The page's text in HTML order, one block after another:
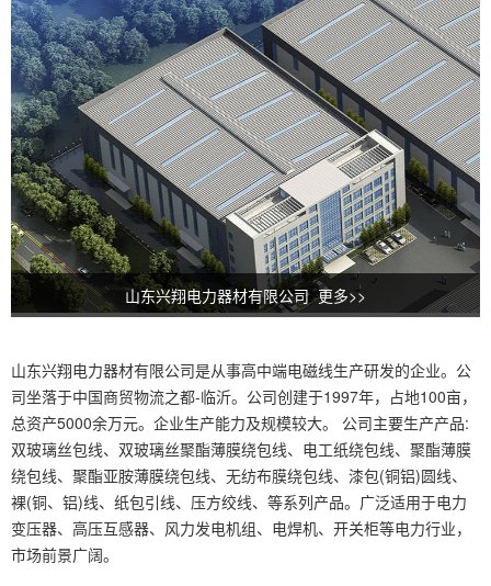
山东兴翔电力器材有限公司 更多>>
山东兴翔电力器材有限公司是从事高中端电磁线生产研发的企业。公
司坐落于中国商贸物流之都-临沂。公司创建于1997年，占地100亩，
总资产5000余万元。企业生产能力及规模较大。 公司主要生产产品:
双玻璃丝包线、双玻璃丝聚酯薄膜绕包线、电工纸绕包线、聚酯薄膜
绕包线、聚酯亚胺薄膜绕包线、无纺布膜绕包线、漆包(铜铝)圆线、
裸(铜、铝)线、纸包引线、压方绞线、等系列产品。广泛适用于电力
变压器、高压互感器、风力发电机组、电焊机、开关柜等电力行业，
市场前景广阔。